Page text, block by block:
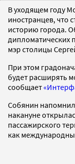
В уходящем году
иностранцев, что
историю города.
дипломатических
мэр столицы
При этом
будет расширять
сообщает
Собянин напомнил
накануне
пассажирского
как